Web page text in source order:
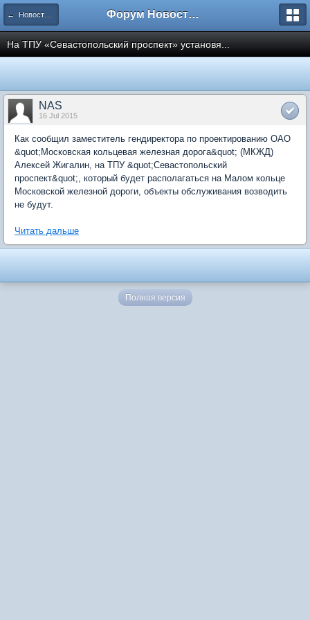
← Новости рынка недвижимости Форум Новостройки
На ТПУ «Севастопольский проспект» установя...
NAS
16 Jul 2015
Как сообщил заместитель гендиректора по проектированию ОАО
&quot;Московская кольцевая железная дорога&quot; (МКЖД)
Алексей Жигалин, на ТПУ &quot;Севастопольский
проспект&quot;, который будет располагаться на Малом кольце
Московской железной дороги, объекты обслуживания возводить
не будут.
Читать дальше
Полная версия